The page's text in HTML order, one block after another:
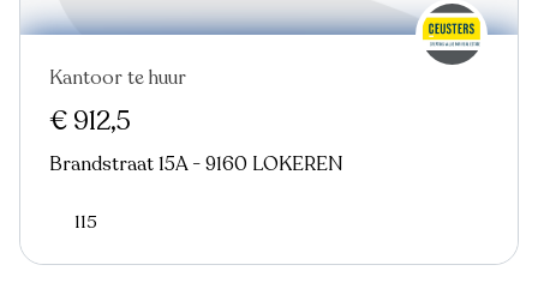
Kantoor te huur
€ 912,5
Brandstraat 15A - 9160 LOKEREN
115